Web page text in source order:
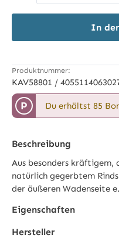
In
Produktnummer:
KAV58801 /
P Du erhältst 85
Beschreibung
Aus besonders kräftigem,
natürlich gegerbtem
der äußeren Wadenseite
Eigenschaften
Hersteller